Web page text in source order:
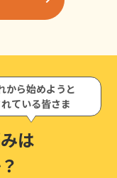
から始めようと
ている皆さま
は